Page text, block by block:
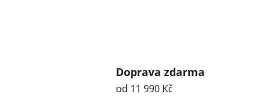
Doprava zdarma
od 11 990 Kč